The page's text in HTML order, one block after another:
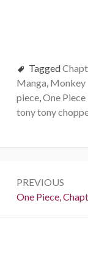
Tagged
Manga, Monkey
piece,One
tony tony
navigation
PREVIOUS
Previous:
One Piece,